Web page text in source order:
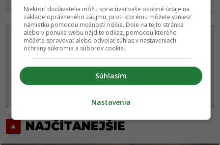
Autor
MÁRIO BUDINSKÝ
Absolvent grafického dizajnu na UAT v Bratislave a
marketingovej komunikácie na UCM v Trnave, ktorý sa už
viac ako 10 rokov profesionálne venuje analýze
internetových trendov, digi...
NAJČÍTANEJŠIE
Niektorí dodávatelia môžu spracúvať vaše osobné údaje na
základe oprávneného záujmu, proti ktorému môžete vzniesť
námietku pomocou možností nižšie. Dole na tejto stránke
alebo v ponuke webu nájdite odkaz, pomocou ktorého
môžete spravovať alebo odvolať súhlas v nastaveniach
ochrany súkromia a súborov cookie.
Súhlasím
Nastavenia